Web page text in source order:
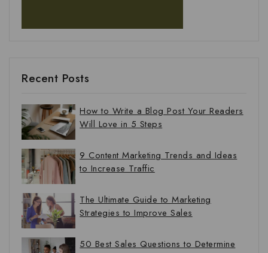
Recent Posts
How to Write a Blog Post Your Readers
Will Love in 5 Steps
9 Content Marketing Trends and Ideas
to Increase Traffic
The Ultimate Guide to Marketing
Strategies to Improve Sales
50 Best Sales Questions to Determine